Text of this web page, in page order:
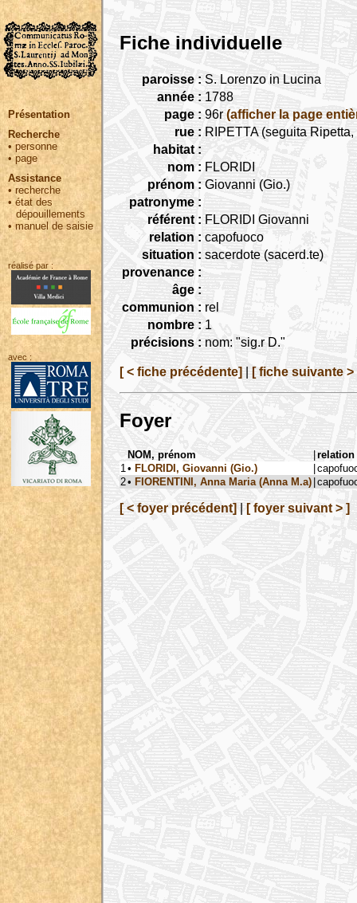
Présentation
Recherche
• personne
•page
Assistance
• recherche
•état des
dépouillements
•manuel de saisie
réalisé par :
avec :
Fiche individuelle
paroisse : S. Lorenzo in Lucina
année : 1788
page : 96r (afficher la page
rue : RIPETTA (seguita
habitat :
nom : FLORIDI
prénom : Giovanni (Gio.)
patronyme :
référent : FLORIDI Giovanni
relation : capofuoco
situation : sacerdote (sacerd.te)
provenance :
âge :
communion : rel
nombre : 1
précisions : nom: "sig.r D."
[ < fiche précédente] [ fiche suivante >
Foyer
NOM, prénom |relation
1 • FLORIDI, Giovanni (Gio.) |
2• FIORENTINI, Anna Maria (Anna M.a) |
[ < foyer précédent] [ foyer suivant > ]